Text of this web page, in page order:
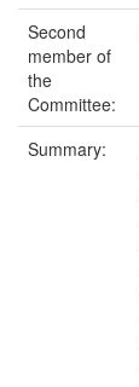
Second
member of
the
Committee:
Summary: